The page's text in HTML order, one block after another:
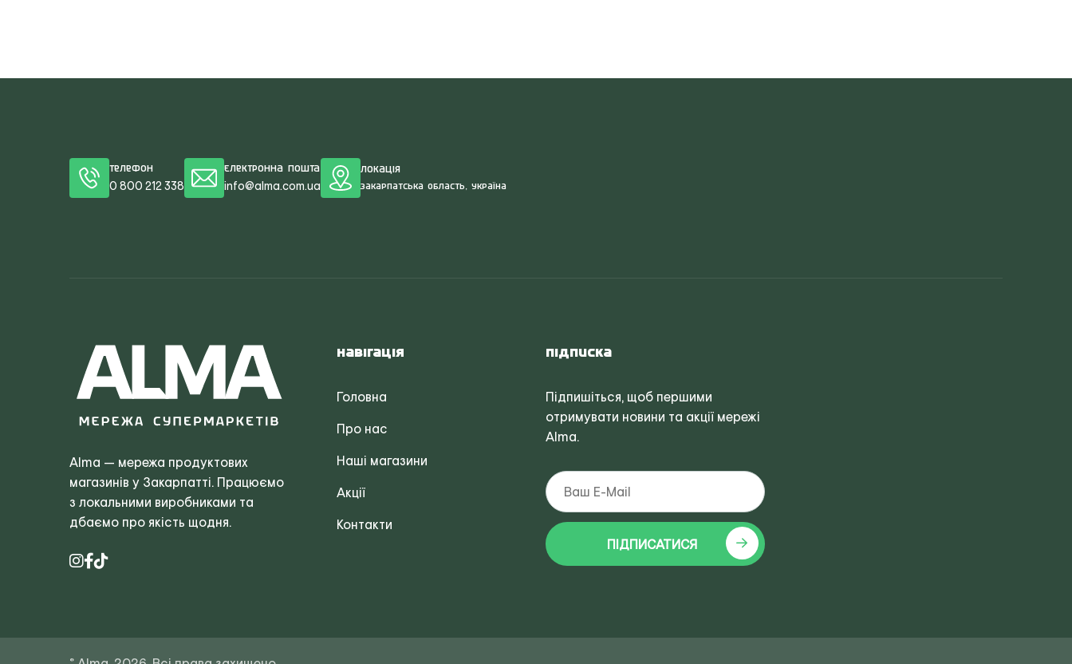
Телефон
0 800 212 338
Електронна пошта
info@alma.com.ua
Локація
Закарпатська область, Україна
Alma — мережа продуктових
магазинів у Закарпатті. Працюємо
з локальними виробниками та
дбаємо про якість щодня.
Навігація
Головна
Про нас
Наші магазини
Акції
Контакти
Підписка
Підпишіться, щоб першими
отримувати новини та акції мережі
Alma.
ПІДПИСАТИСЯ